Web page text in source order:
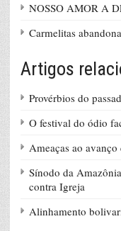
NOSSO AMOR A
Carmelitas
Artigos
Provérbios do
O festival do ódio
Ameaças ao
Sínodo da
contra Igreja
Alinhamento